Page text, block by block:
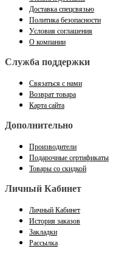
Доставка спецсвязью
Политика безопасности
Условия соглашения
О компании
Служба поддержки
Связаться с нами
Возврат товара
Карта сайта
Дополнительно
Производители
Подарочные сертификаты
Товары со скидкой
Личный Кабинет
Личный Кабинет
История заказов
Закладки
Рассылка